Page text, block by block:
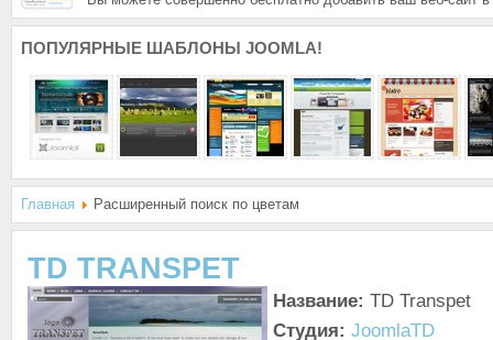
ПОПУЛЯРНЫЕ ШАБЛОНЫ JOOMLA!
Главная Расширенный поиск по цветам
TD TRANSPET
Название: TD Transpet
Студия: JoomlaTD